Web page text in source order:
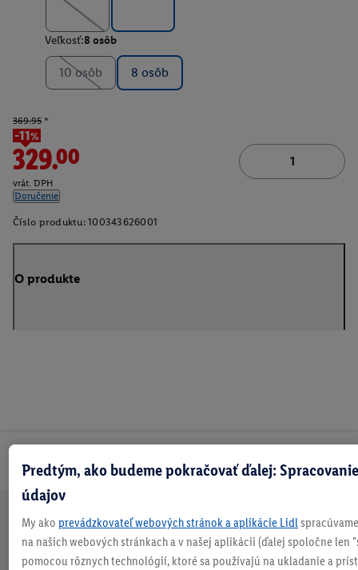
Veľkosť:8 osôb
10 osôb 8 osôb
369.95 *
-11%
329.00
vrát. DPH
Doručenie
Číslo produktu: 100343626001
O produkte
Odoberaj Newsletter!
Doprava
zadarmo
nad 70 €¹
30 dní na
vrátenie
Vrátenie
zadarmo
Každý
týždeň
niečo nové
Bezpečný nákup
Predtým, ako budeme pokračovať ďalej:
údajov
My ako prevádzkovateľ webových stránok a aplikácie Lidl
na našich webových stránkach a v našej aplikácii (ďalej spoločne len
pomocou rôznych technológií, ktoré sa používajú na ukladanie a